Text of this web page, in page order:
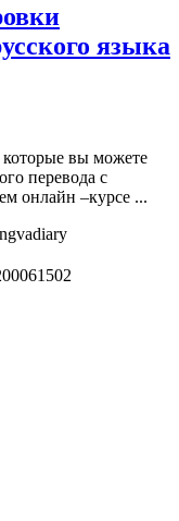
языка
вы можете
перевода с
онлайн –курсе ...